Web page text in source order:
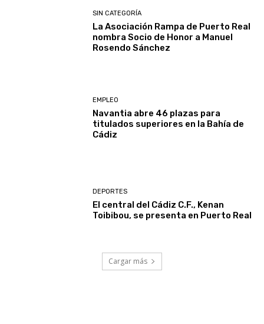
SIN CATEGORÍA
La Asociación Rampa de Puerto Real
nombra Socio de Honor a Manuel
Rosendo Sánchez
EMPLEO
Navantia abre 46 plazas para
titulados superiores en la Bahía de
Cádiz
DEPORTES
El central del Cádiz C.F., Kenan
Toibibou, se presenta en Puerto Real
Cargar más